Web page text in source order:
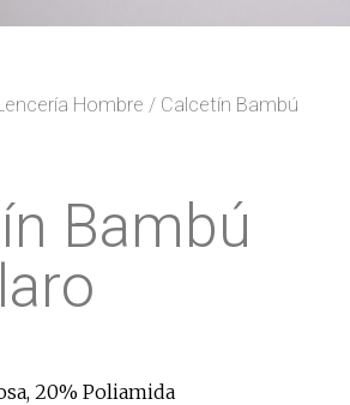
Hombre / Calcetín Bambú
Bambú
20% Poliamida